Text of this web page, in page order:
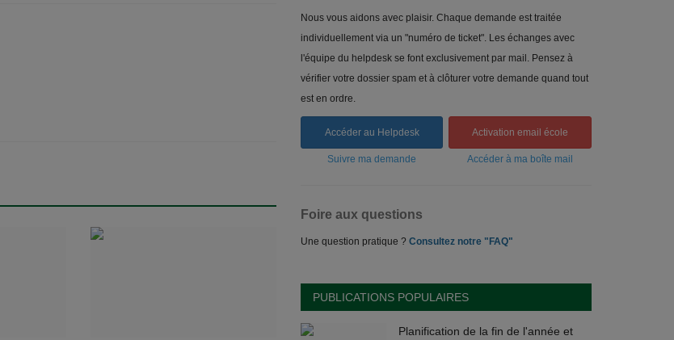
Nous vous aidons avec plaisir. Chaque demande est traitée
individuellement via un "numéro de ticket". Les échanges avec
l'équipe du helpdesk se font exclusivement par mail. Pensez à
vérifier votre dossier spam et à clôturer votre demande quand tout
est en ordre.
Accéder au Helpdesk Activation email école
Suivre ma demande Accéder à ma boîte mail
Foire aux questions
Une question pratique ? Consultez notre "FAQ"
PUBLICATIONS POPULAIRES
Planification de la fin de l'année et